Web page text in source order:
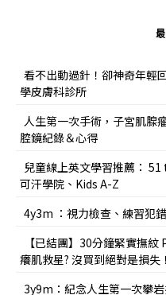
看不出動過針！卻神奇年輕
學皮膚科診所
人生第一次手術，子宮肌腺
腔鏡紀錄＆心得
兒童線上英文學習推薦：
可汗學院、Kids A-Z
4y3m ：視力檢查、練習犯
【已結團】30分鐘緊實撫
癢肌救星? 沒買到絕對是損失
3y9m：紀念人生第一次攀